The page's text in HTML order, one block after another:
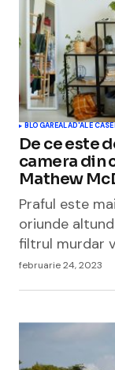
BLOGAREALAD'ALE
De ce este
camera din
Mathew
Praful este
oriunde
filtrul murdar
februarie 24, 2023